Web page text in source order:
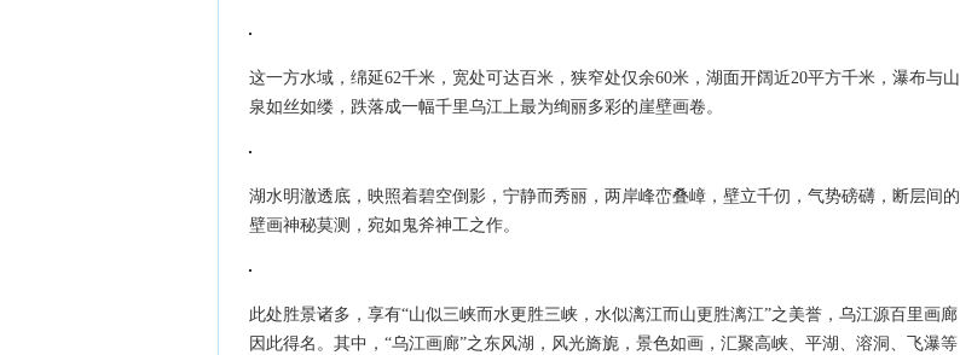
这一方水域，绵延62千米，宽处可达百米，狭窄处仅余60米，湖面开阔近20平方千米，瀑布与山
泉如丝如缕，跌落成一幅千里乌江上最为绚丽多彩的崖壁画卷。
湖水明澈透底，映照着碧空倒影，宁静而秀丽，两岸峰峦叠嶂，壁立千仞，气势磅礴，断层间的
壁画神秘莫测，宛如鬼斧神工之作。
此处胜景诸多，享有“山似三峡而水更胜三峡，水似漓江而山更胜漓江”之美誉，乌江源百里画廊
因此得名。其中，“乌江画廊”之东风湖，风光旖旎，景色如画，汇聚高峡、平湖、溶洞、飞瀑等